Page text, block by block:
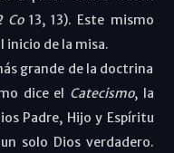
Co13, 13). Este mismo
inicio de la misa.
grande de la doctrina
dice el Catecismo, la
Padre, Hijo y Espíritu
solo Dios verdadero.